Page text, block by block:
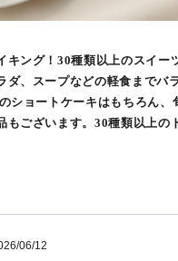
キング！30種類以上のスイー
ダ、スープなどの軽食までバ
ショートケーキはもちろん、
もございます。30種類以上の
06/12